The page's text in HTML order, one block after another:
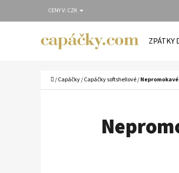
na
CENY V: CZK
ZPÁTKY
Domů
/Capáčky/Capáčky softshellové/
O
Zpět
do
Zpět
do